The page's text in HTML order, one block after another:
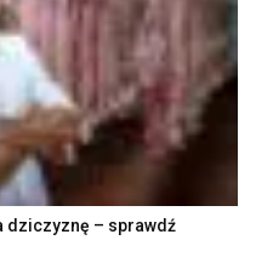
dziczyznę – sprawdź